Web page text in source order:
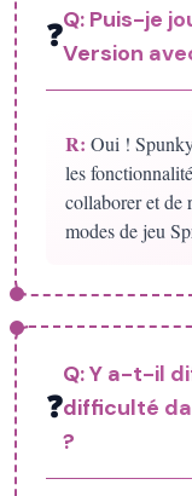
❓Q: Puis-je
Version
R: Oui !
les
collaborer et de
modes de jeu
❓
Q:Y a-t-il
difficulté
?